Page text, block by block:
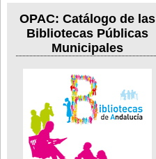
OPAC: Catálogo de las
Bibliotecas Públicas
Municipales